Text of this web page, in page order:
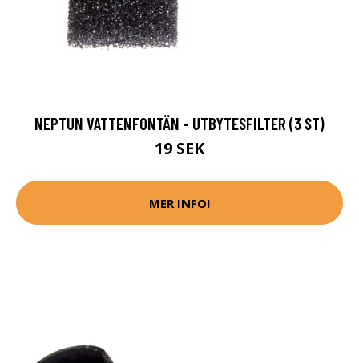
NEPTUN VATTENFONTÄN - UTBYTESFILTER (3 ST)
19 SEK
MER INFO!